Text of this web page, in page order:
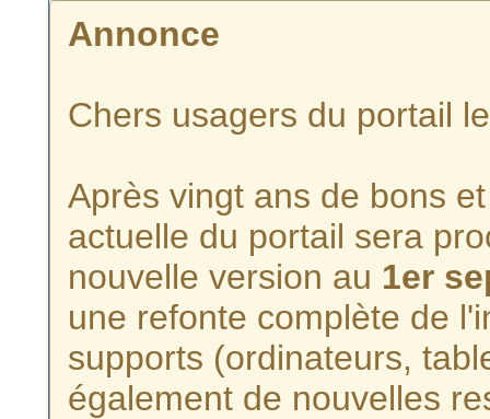
Annonce
Chers usagers du portail
Après vingt ans de bons
actuelle du portail sera
nouvelle version au 1er
une refonte complète de
supports (ordinateurs,
également de nouvelles